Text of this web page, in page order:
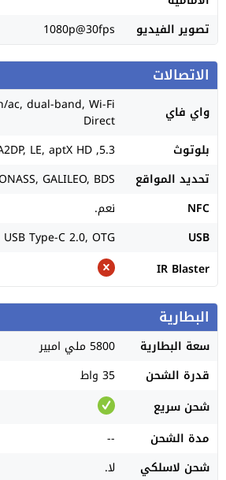
تصوير الفيديو
1080p@30fps
الاتصالات
واي فاي ac, dual-band, Wi-Fi
Direct
بلوتوث
5.3, A2DP, LE, aptX HD
تحديد المواقع
GALILEO, BDS
NFC
نعم.
USB
USB Type-C 2.0, OTG
IR Blaster
البطارية
سعة البطارية
5800 ملي امبير
قدرة الشحن
35 واط
شحن سريع
مدة الشحن
--
شحن لاسلكي
لا.